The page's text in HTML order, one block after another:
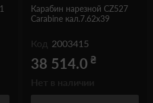
Карабин нарезной CZ527
Carabine кал.7.62x39
Код 2003415
38 514.0 ₴